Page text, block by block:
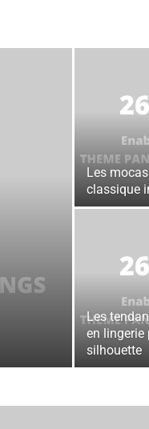
Les
classique
Les
en lingerie
silhouette